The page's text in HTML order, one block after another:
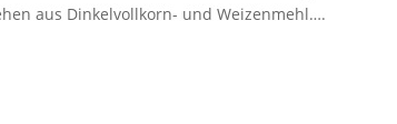
aus Dinkelvollkorn- und Weizenmehl….